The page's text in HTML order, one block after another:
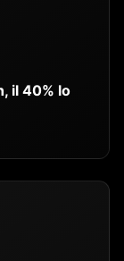
il 40% lo